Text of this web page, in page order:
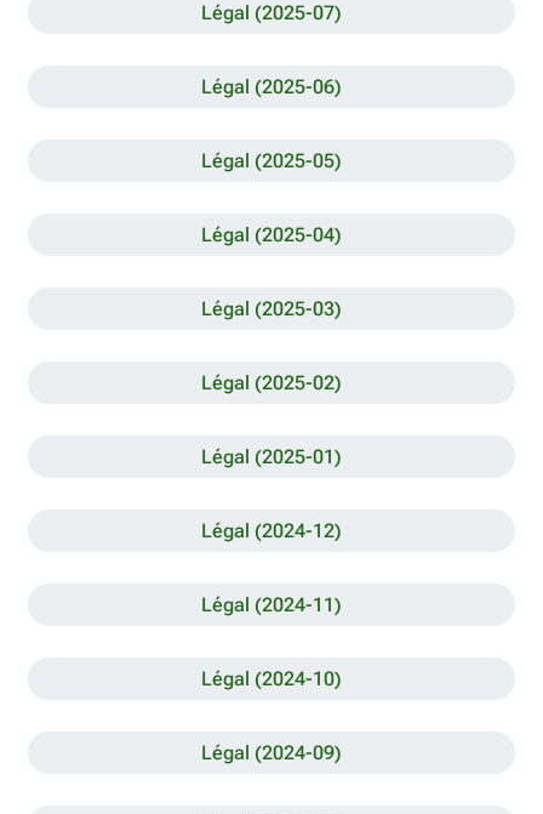
Légal (2025-07)
Légal (2025-06)
Légal (2025-05)
Légal (2025-04)
Légal (2025-03)
Légal (2025-02)
Légal (2025-01)
Légal (2024-12)
Légal (2024-11)
Légal (2024-10)
Légal (2024-09)